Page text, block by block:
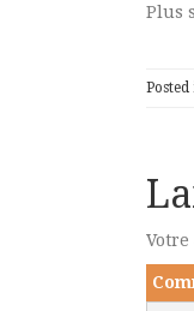
Plus
Posted